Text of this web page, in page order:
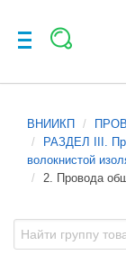
ВНИИКП
РАЗДЕЛ III.
волокнистой
2. Провода